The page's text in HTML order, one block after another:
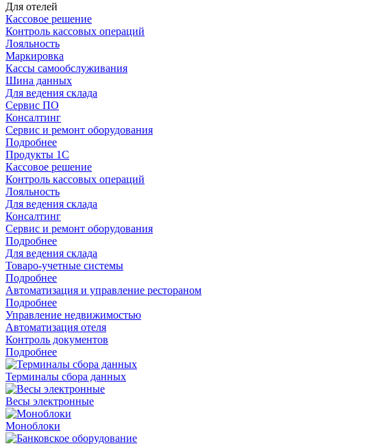
Для отелей
Кассовое решение
Контроль кассовых операций
Лояльность
Маркировка
Кассы самообслуживания
Шина данных
Для ведения склада
Сервис ПО
Консалтинг
Сервис и ремонт оборудования
Подробнее
Продукты 1С
Кассовое решение
Контроль кассовых операций
Лояльность
Для ведения склада
Консалтинг
Сервис и ремонт оборудования
Подробнее
Для ведения склада
Товаро-учетные системы
Подробнее
Автоматизация и управление рестораном
Подробнее
Управление недвижимостью
Автоматизация отеля
Контроль документов
Подробнее
Терминалы сбора данных
Весы электронные
Моноблоки